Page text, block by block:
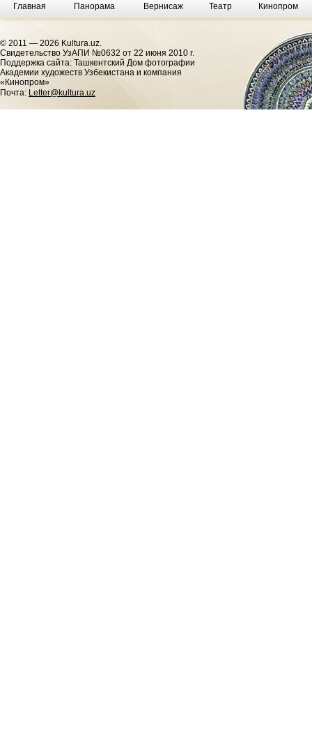
Главная Панорама Вернисаж Театр Кинопром
© 2011 — 2026 Kultura.uz.
Cвидетельство УзАПИ №0632 от 22 июня 2010 г.
Поддержка сайта: Ташкентский Дом фотографии
Академии художеств Узбекистана и компания
«Кинопром»
Почта: Letter@kultura.uz